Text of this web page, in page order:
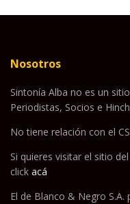
Nosotros
Sintonía Alba no es un
Periodistas, Socios e
No tiene relación con el
Si quieres visitar el sitio
click acá
El de Blanco & Negro S.A.